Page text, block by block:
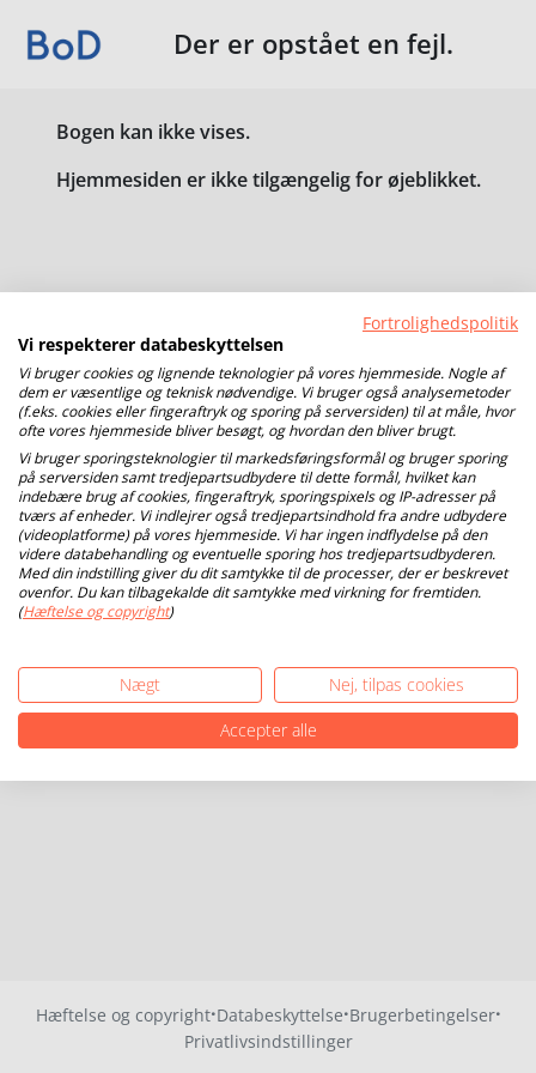
Der er opstået en fejl.
Bogen kan ikke vises.
Hjemmesiden er ikke tilgængelig for øjeblikket.
Hæftelse og copyright·Databeskyttelse·Brugerbetingelser·
Privatlivsindstillinger
Fortrolighedspolitik
Vi respekterer databeskyttelsen
Vi bruger cookies og lignende teknologier på vores hjemmeside. Nogle af
dem er væsentlige og teknisk nødvendige. Vi bruger også analysemetoder
(f.eks. cookies eller fingeraftryk og sporing på serversiden) til at måle, hvor
ofte vores hjemmeside bliver besøgt, og hvordan den bliver brugt.
Vi bruger sporingsteknologier til markedsføringsformål og bruger sporing
på serversiden samt tredjepartsudbydere til dette formål, hvilket kan
indebære brug af cookies, fingeraftryk, sporingspixels og IP-adresser på
tværs af enheder. Vi indlejrer også tredjepartsindhold fra andre udbydere
(videoplatforme) på vores hjemmeside. Vi har ingen indflydelse på den
videre databehandling og eventuelle sporing hos tredjepartsudbyderen.
Med din indstilling giver du dit samtykke til de processer, der er beskrevet
ovenfor. Du kan tilbagekalde dit samtykke med virkning for fremtiden.
(Hæftelse og copyright)
Nægt
Nej, tilpas cookies
Accepter alle